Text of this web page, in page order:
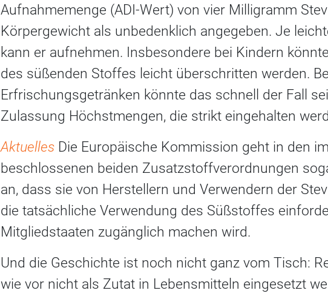
Aufnahmemenge (ADI-Wert) von vier Milligramm
Körpergewicht als unbedenklich angegeben. Je
kann er aufnehmen. Insbesondere bei Kindern
des süßenden Stoffes leicht überschritten werden.
Erfrischungsgetränken könnte das schnell der Fall
Zulassung Höchstmengen, die strikt eingehalten
Aktuelles Die Europäische Kommission geht in den
beschlossenen beiden Zusatzstoffverordnungen
an, dass sie von Herstellern und Verwendern der
die tatsächliche Verwendung des Süßstoffes
Mitgliedstaaten zugänglich machen wird.
Und die Geschichte ist noch nicht ganz vom Tisch:
wie vor nicht als Zutat in Lebensmitteln eingesetzt